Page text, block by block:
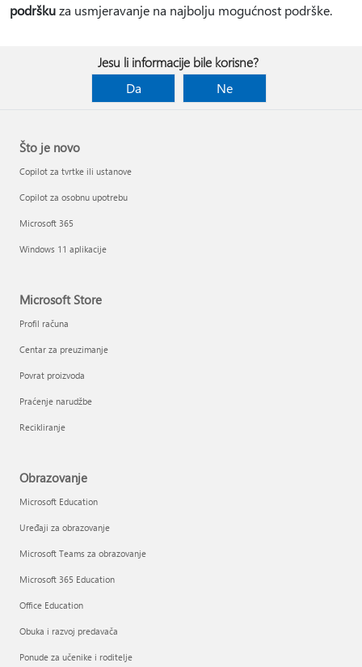
podrškuza usmjeravanje na najbolju mogućnost podrške.
Jesu li informacije bile korisne?
Da
Ne
Što je novo
Copilot za tvrtke ili ustanove
Copilot za osobnu upotrebu
Microsoft 365
Windows 11 aplikacije
Microsoft Store
Profil računa
Centar za preuzimanje
Povrat proizvoda
Praćenje narudžbe
Recikliranje
Obrazovanje
Microsoft Education
Uređaji za obrazovanje
Microsoft Teams za obrazovanje
Microsoft 365 Education
Office Education
Obuka i razvoj predavača
Ponude za učenike i roditelje